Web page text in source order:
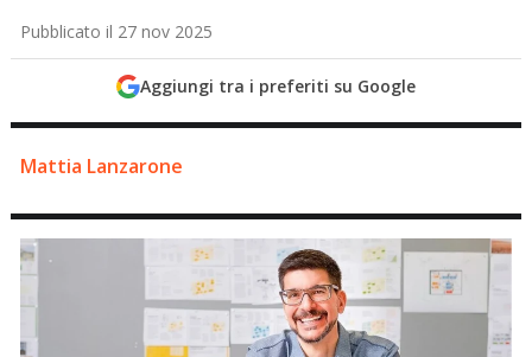
Pubblicato il 27 nov 2025
Aggiungi tra i preferiti su Google
Mattia Lanzarone